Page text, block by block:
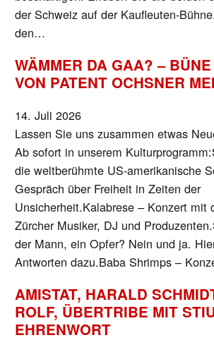
der Schweiz auf der Kaufleuten-
den…
WÄMMER DA GAA? –
VON PATENT OCHSNER
14. Juli 2026
Lassen Sie uns zusammen etwas
Ab sofort in unserem
die weltberühmte US-amerikanische
Gespräch über Freiheit in Zeiten der
Unsicherheit.Kalabrese – Konzert mit
Zürcher Musiker, DJ und
der Mann, ein Opfer? Nein und ja.
Antworten dazu.Baba Shrimps –
AMISTAT, HARALD
ROLF, ÜBERTRIBE MIT
EHRENWORT